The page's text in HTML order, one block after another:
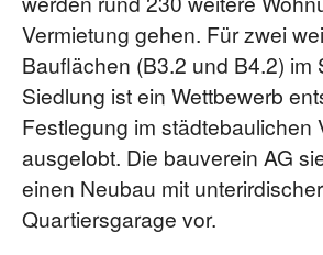
Vermietung gehen. Für zwei
Bauflächen (B3.2 und B4.2) im
Siedlung ist ein Wettbewerb
Festlegung im städtebaulichen
ausgelobt. Die bauverein AG
einen Neubau mit unterirdischer
Quartiersgarage vor.